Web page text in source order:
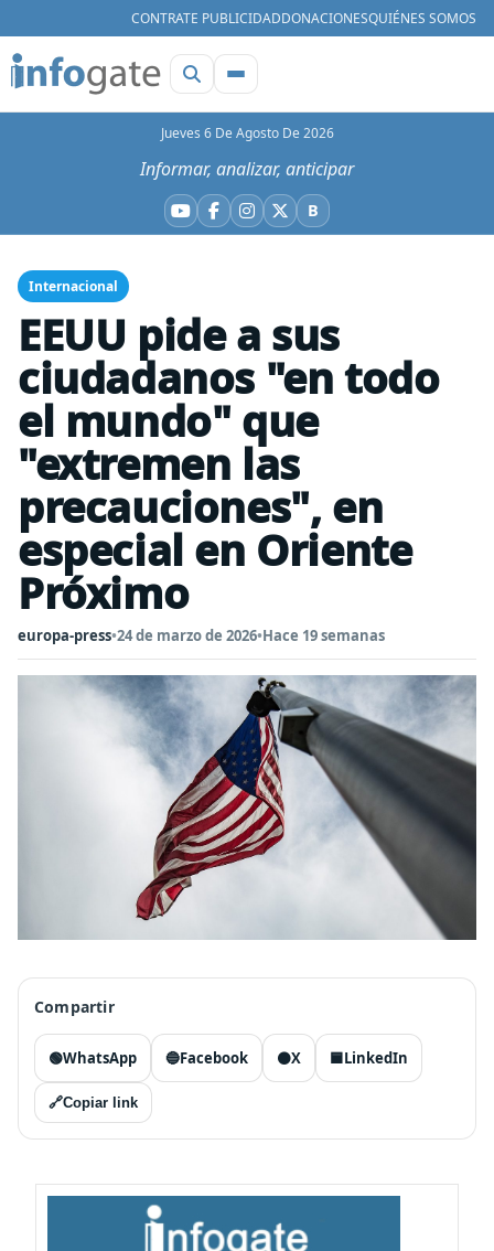
CONTRATE PUBLICIDADDONACIONESQUIÉNES SOMOS
Jueves 6 De Agosto De 2026
Informar, analizar, anticipar
YouTube
Facebook
Instagram
X BBluesky
Internacional
EEUU pide a sus
ciudadanos "en todo
el mundo" que
"extremen las
precauciones", en
especial en Oriente
Próximo
europa-press•24 de marzo de 2026•Hace 19 semanas
Compartir
🟢WhatsApp 🔵Facebook ⚫X 🟦LinkedIn
🔗Copiar link